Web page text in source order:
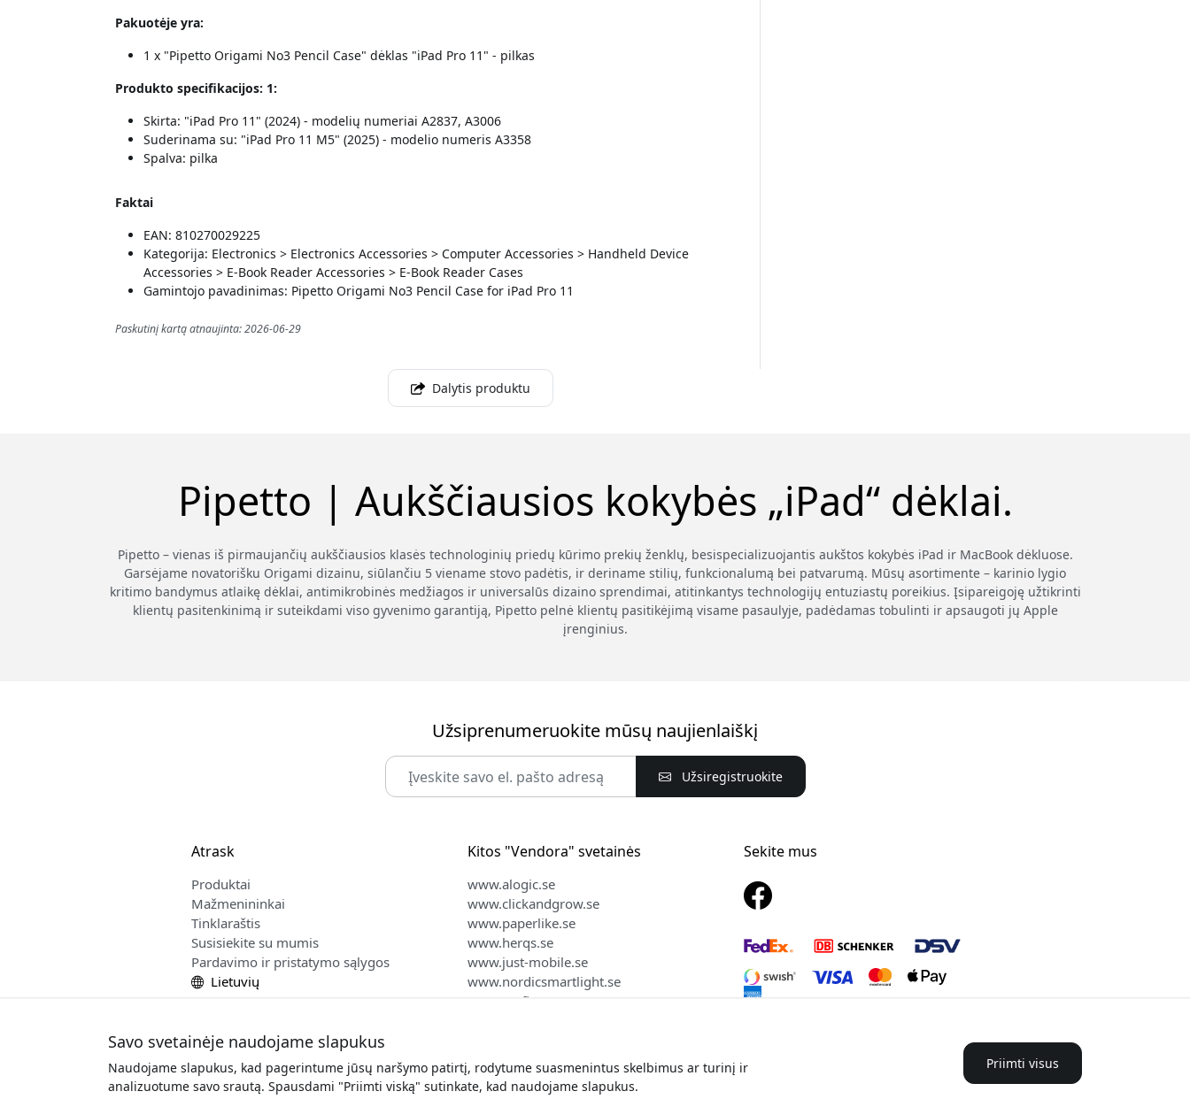
Pakuotėje yra:
1 x "Pipetto Origami No3 Pencil Case" dėklas "iPad Pro 11" - pilkas
Produkto specifikacijos: 1:
Skirta: "iPad Pro 11" (2024) - modelių numeriai A2837, A3006
Suderinama su: "iPad Pro 11 M5" (2025) - modelio numeris A3358
Spalva: pilka
Faktai
EAN: 810270029225
Kategorija: Electronics > Electronics Accessories > Computer Accessories > Handheld Device
Accessories > E-Book Reader Accessories > E-Book Reader Cases
Gamintojo pavadinimas: Pipetto Origami No3 Pencil Case for iPad Pro 11
Paskutinį kartą atnaujinta: 2026-06-29
Dalytis produktu
Pipetto | Aukščiausios kokybės „iPad“ dėklai.
Pipetto – vienas iš pirmaujančių aukščiausios klasės technologinių priedų kūrimo prekių ženklų, besispecializuojantis aukštos kokybės iPad ir MacBook dėkluose.
Garsėjame novatorišku Origami dizainu, siūlančiu 5 viename stovo padėtis, ir deriname stilių, funkcionalumą bei patvarumą. Mūsų asortimente – karinio lygio
kritimo bandymus atlaikę dėklai, antimikrobinės medžiagos ir universalūs dizaino sprendimai, atitinkantys technologijų entuziastų poreikius. Įsipareigoję užtikrinti
klientų pasitenkinimą ir suteikdami viso gyvenimo garantiją, Pipetto pelnė klientų pasitikėjimą visame pasaulyje, padėdamas tobulinti ir apsaugoti jų Apple
įrenginius.
Užsiprenumeruokite mūsų naujienlaiškį
Užsiregistruokite
Atrask
Produktai
Mažmenininkai
Tinklaraštis
Susisiekite su mumis
Pardavimo ir pristatymo sąlygos
Lietuvių
Kitos "Vendora" svetainės
www.alogic.se
www.clickandgrow.se
www.paperlike.se
www.herqs.se
www.just-mobile.se
www.nordicsmartlight.se
www.myfirst.se
Sekite mus
Autorinės teisės © 2026 Vendora Nordic - Oficialus Pipetto® platintojas Lietuva
Savo svetainėje naudojame slapukus
Naudojame slapukus, kad pagerintume jūsų naršymo patirtį, rodytume suasmenintus skelbimus ar turinį ir
analizuotume savo srautą. Spausdami "Priimti viską" sutinkate, kad naudojame slapukus.
Priimti visus